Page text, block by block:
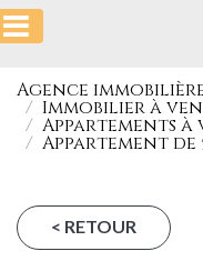
Agence
Immobilier à
Appartements
Appartement de
< RETOUR